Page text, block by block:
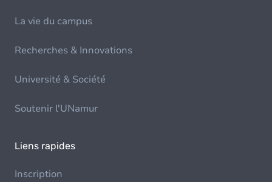
La vie du campus
Recherches & Innovations
Université & Société
Soutenir l'UNamur
Liens rapides
Inscription